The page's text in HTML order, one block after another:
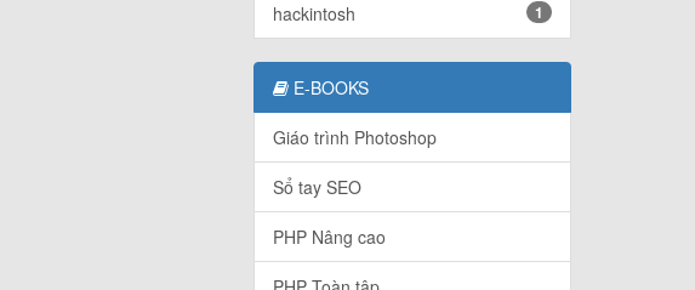
hackintosh 1
E-BOOKS
Giáo trình Photoshop
Sổ tay SEO
PHP Nâng cao